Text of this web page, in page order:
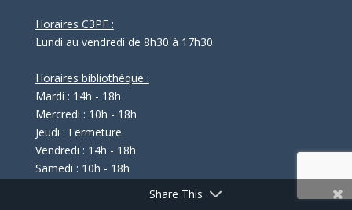
Horaires C3PF :
Lundi au vendredi de 8h30 à 17h30
Horaires bibliothèque :
Mardi : 14h - 18h
Mercredi : 10h - 18h
Jeudi : Fermeture
Vendredi : 14h - 18h
Samedi : 10h - 18h
Share This